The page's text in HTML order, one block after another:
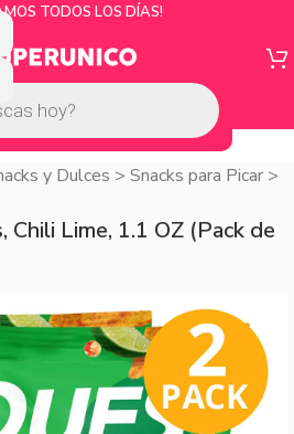
TODOS LOS DÍAS!
y Dulces > Snacks para Picar >
Lime, 1.1 OZ (Pack de